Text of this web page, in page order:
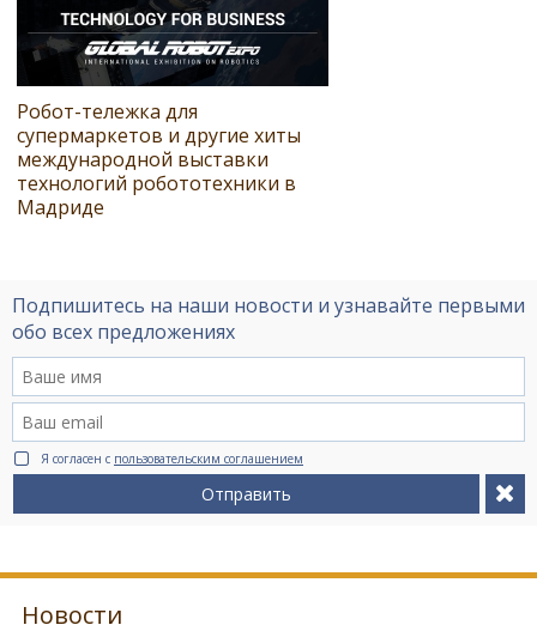
Робот-тележка для
супермаркетов и другие хиты
международной выставки
технологий робототехники в
Мадриде
Подпишитесь на наши новости и узнавайте первыми
обо всех предложениях
Я согласен с пользовательским соглашением
Отправить
Новости